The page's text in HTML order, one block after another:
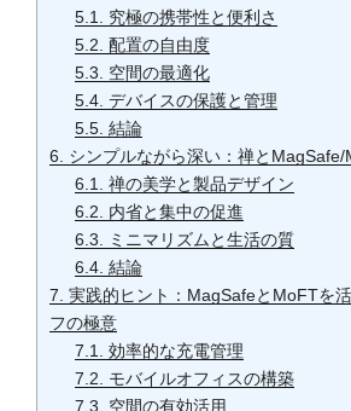
5.1.
究極の携帯性と便利さ
5.2. 配置の自由度
5.3.
空間の最適化
5.4. デバイスの保護と管理
5.5. 結論
6.
シンプルながら深い：禅と
6.1.
禅の美学と製品デザイン
6.2.
内省と集中の促進
6.3.
ミニマリズムと生活の質
6.4. 結論
7. 実践的ヒント：MagSafeとMoFTを
フの極意
7.1.
効率的な充電管理
7.2.
モバイルオフィスの構築
7.3.
空間の有効活用